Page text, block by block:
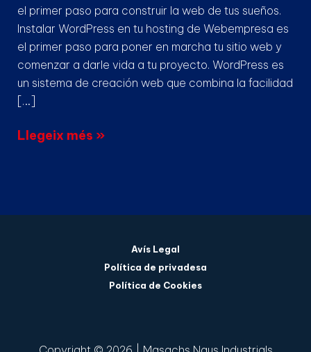
el primer paso para construir la web de tus sueños.
Instalar WordPress en tu hosting de Webempresa es
el primer paso para poner en marcha tu sitio web y
comenzar a darle vida a tu proyecto. WordPress es
un sistema de creación web que combina la facilidad
[…]
Llegeix més »
Avís Legal
Política de privadesa
Política de Cookies
EN